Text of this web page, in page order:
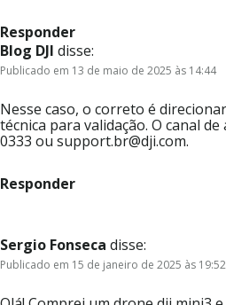
Responder
Blog DJI disse:
Publicado em 13 de maio de 2025 às 14:44
Nesse caso, o correto é
técnica para validação. O canal
0333 ou support.br@dji.com.
Responder
Sergio Fonseca disse:
Publicado em 15 de janeiro de 2025 às 19:52